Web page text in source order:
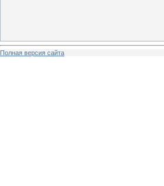
Полная версия сайта